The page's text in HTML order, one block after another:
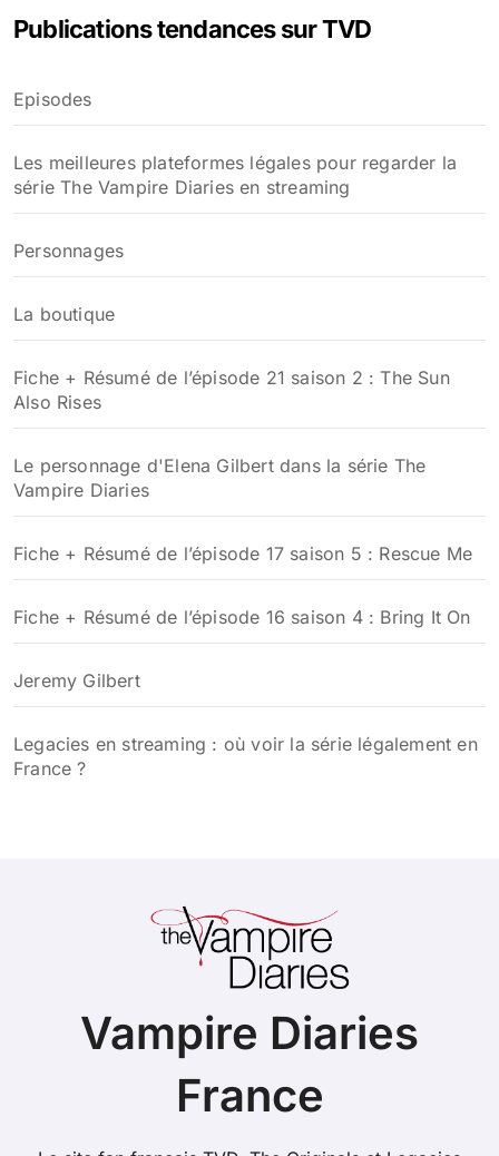
r
e
r
:
Publications tendances sur TVD
Episodes
Les meilleures plateformes légales pour regarder la
série The Vampire Diaries en streaming
Personnages
La boutique
Fiche + Résumé de l’épisode 21 saison 2 : The Sun
Also Rises
Le personnage d'Elena Gilbert dans la série The
Vampire Diaries
Fiche + Résumé de l’épisode 17 saison 5 : Rescue Me
Fiche + Résumé de l’épisode 16 saison 4 : Bring It On
Jeremy Gilbert
Legacies en streaming : où voir la série légalement en
France ?
Vampire Diaries
France